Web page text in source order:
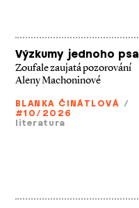
Výzkumy jednoho psa
Zoufale zaujatá pozorování
Aleny Machoninové
BLANKA ČINÁTLOVÁ /
#10/2026
literatura